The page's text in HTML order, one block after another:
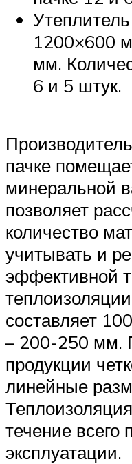
1200×600
мм.
6 и 5 штук.
пачке
минеральной
позволяет
количество
учитывать и
эффективной
составляет
– 200-250 мм.
продукции
линейные
течение всего
эксплуатации.